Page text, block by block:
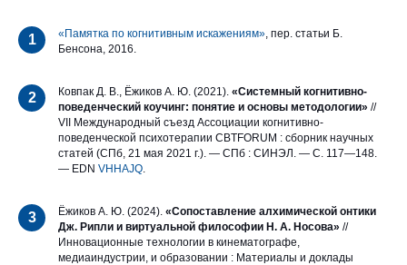
1 «Памятка по когнитивным искажениям» , пер. статьи Б.
Бенсона, 2016.
2 Ковпак Д. В., Ёжиков А. Ю. (2021). «Системный когнитивно-
поведенческий коучинг: понятие и основы методологии» //
VII Международный съезд Ассоциации когнитивно-
поведенческой психотерапии CBTFORUM : сборник научных
статей (СПб, 21 мая 2021 г.). — СПб : СИНЭЛ. — С. 117—148.
— EDN VHHAJQ
3 Ёжиков А. Ю. (2024). «Сопоставление алхимической онтики
Дж. Рипли и виртуальной философии Н. А. Носова» //
Инновационные технологии в кинематографе,
медиаиндустрии, и образовании : Материалы и доклады